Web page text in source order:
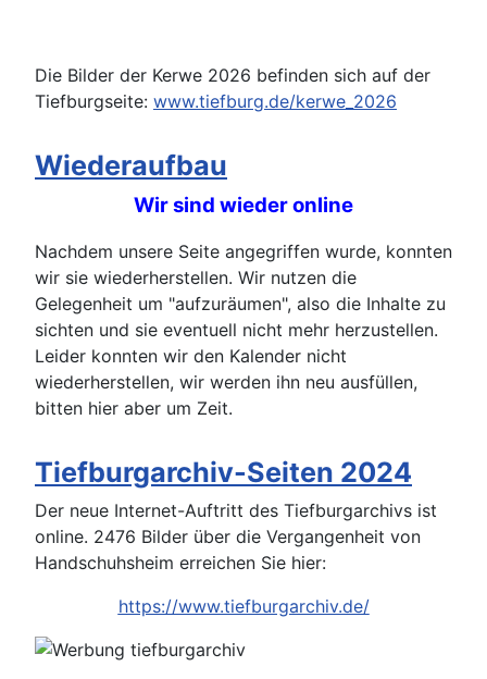
Die Bilder der Kerwe 2026 befinden sich auf der
Tiefburgseite: www.tiefburg.de/kerwe_2026
Wiederaufbau
Wir sind wieder online
Nachdem unsere Seite angegriffen wurde, konnten
wir sie wiederherstellen. Wir nutzen die
Gelegenheit um "aufzuräumen", also die Inhalte zu
sichten und sie eventuell nicht mehr herzustellen.
Leider konnten wir den Kalender nicht
wiederherstellen, wir werden ihn neu ausfüllen,
bitten hier aber um Zeit.
Tiefburgarchiv-Seiten 2024
Der neue Internet-Auftritt des Tiefburgarchivs ist
online. 2476 Bilder über die Vergangenheit von
Handschuhsheim erreichen Sie hier:
https://www.tiefburgarchiv.de/